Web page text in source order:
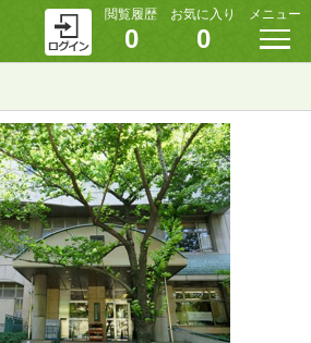
閲覧履歴
0
お気に入り
0
メニュー